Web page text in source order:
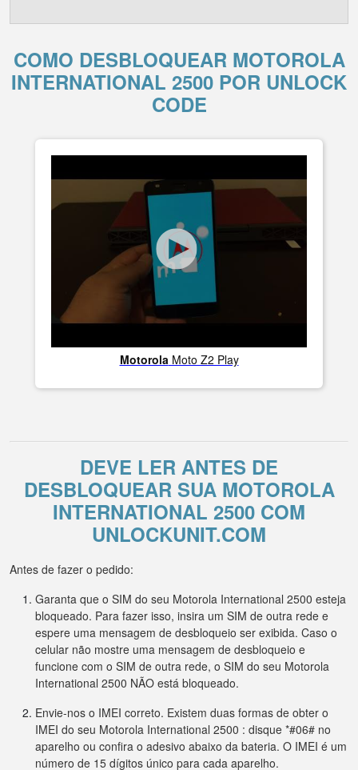
COMO DESBLOQUEAR MOTOROLA
INTERNATIONAL 2500 POR UNLOCK
CODE
MotorolaMoto Z2 Play
DEVE LER ANTES DE
DESBLOQUEAR SUA MOTOROLA
INTERNATIONAL 2500 COM
UNLOCKUNIT.COM
Antes de fazer o pedido:
Garanta que o SIM do seu Motorola International 2500 esteja
bloqueado. Para fazer isso, insira um SIM de outra rede e
espere uma mensagem de desbloqueio ser exibida. Caso o
celular não mostre uma mensagem de desbloqueio e
funcione com o SIM de outra rede, o SIM do seu Motorola
International 2500 NÃO está bloqueado.
Envie-nos o IMEI correto. Existem duas formas de obter o
IMEI do seu Motorola International 2500 : disque *#06# no
aparelho ou confira o adesivo abaixo da bateria. O IMEI é um
número de 15 dígitos único para cada aparelho.